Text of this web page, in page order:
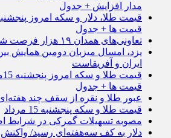
مدار افزایش + جدول
قیمت ها + جدول
تعاونی‌های همدان ۱۹ هزار فرصت شغلی ایجاد کرده‌اند
یزد، امسال میزبان دومین همایش
ایران و آفریقاست
قیمت ها + جدول
عبور طلا و نقره از سقف چند
قیمت طلا و سکه پنجشنبه 15 مرداد
مصوبه تسهیلات گمرکی در شرایط
دلار به کف سه‌هفته‌ای رسید/